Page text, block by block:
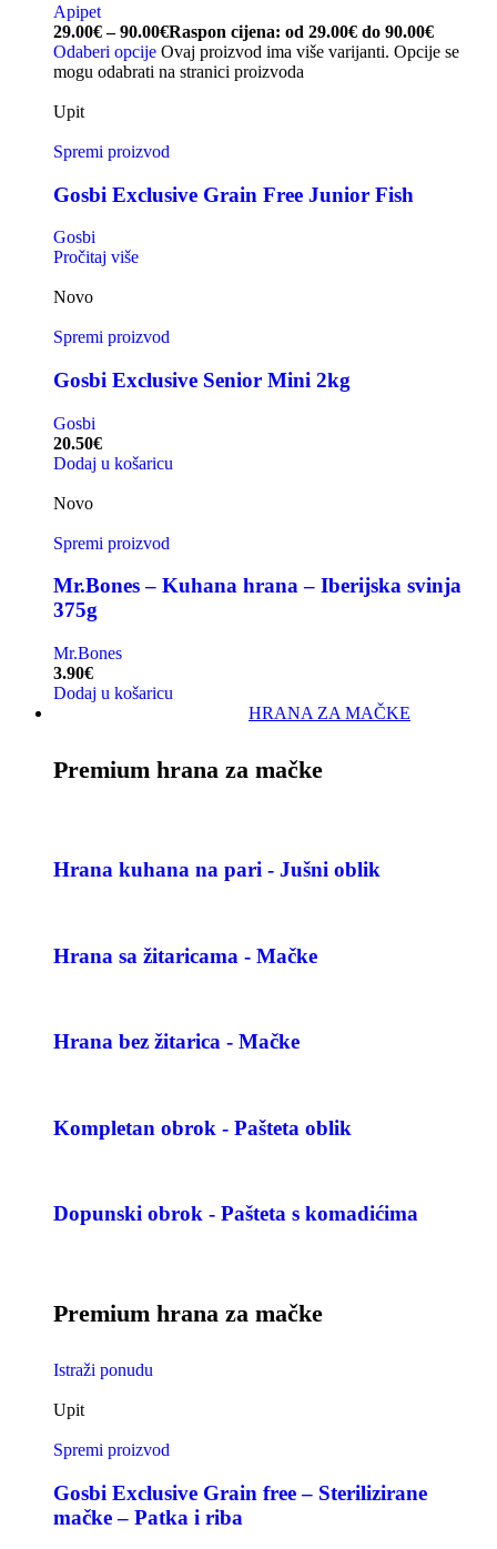
Apipet
29.00€ – 90.00€Raspon cijena: od 29.00€ do 90.00€
Odaberi opcije Ovaj proizvod ima više varijanti. Opcije se
mogu odabrati na stranici proizvoda
Upit
Spremi proizvod
Gosbi Exclusive Grain Free Junior Fish
Gosbi
Pročitaj više
Novo
Spremi proizvod
Gosbi Exclusive Senior Mini 2kg
Gosbi
20.50€
Dodaj u košaricu
Novo
Spremi proizvod
Mr.Bones – Kuhana hrana – Iberijska svinja
375g
Mr.Bones
3.90€
Dodaj u košaricu
HRANA ZA MAČKE
Premium hrana za mačke
Hrana kuhana na pari - Jušni oblik
Hrana sa žitaricama - Mačke
Hrana bez žitarica - Mačke
Kompletan obrok - Pašteta oblik
Dopunski obrok - Pašteta s komadićima
Premium hrana za mačke
Istraži ponudu
Upit
Spremi proizvod
Gosbi Exclusive Grain free – Sterilizirane
mačke – Patka i riba